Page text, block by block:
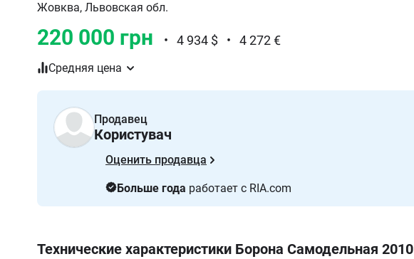
Жовква, Львовская обл.
220 000 грн • 4 934 $ • 4 272 €
Средняя цена
Продавец
Користувач
Оценить продавца
Больше года работает с RIA.com
Технические характеристики Борона Самодельная 2010